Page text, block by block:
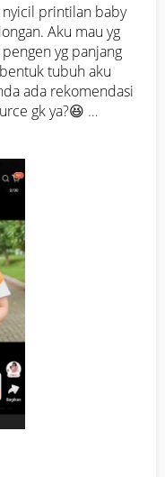
printilan baby
Aku mau yg
yg panjang
tubuh aku
ada rekomendasi
gk ya?😆